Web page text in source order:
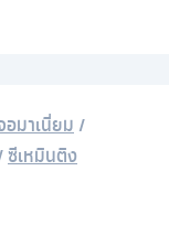
อมาเนี่ยม /
ซีเหมินติง